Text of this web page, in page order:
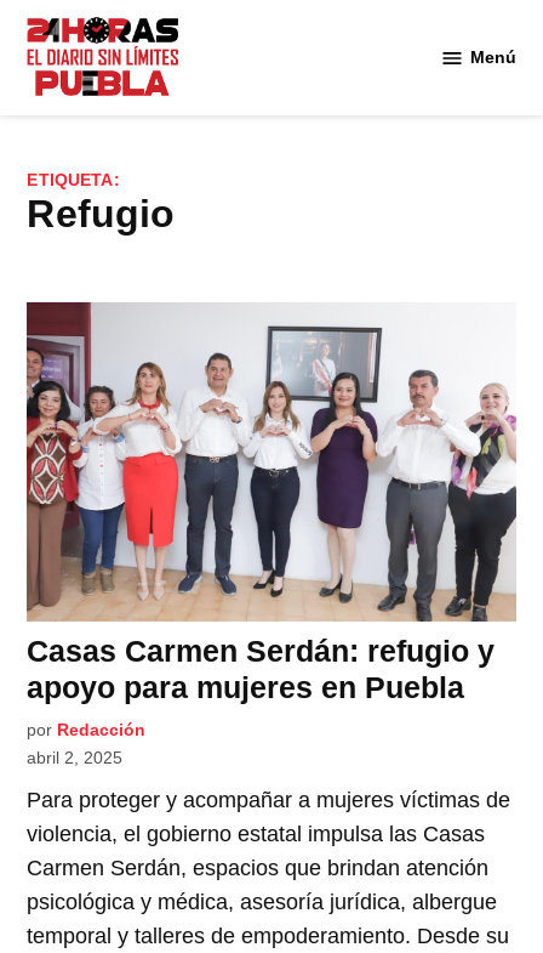
Saltar
contenido
Menú
ETIQUETA:
refugio
Casas Carmen Serdán: refugio y
apoyo para mujeres en Puebla
por Redacción
abril 2, 2025
Para proteger y acompañar a mujeres víctimas de
violencia, el gobierno estatal impulsa las Casas
Carmen Serdán, espacios que brindan atención
psicológica y médica, asesoría jurídica, albergue
temporal y talleres de empoderamiento. Desde su